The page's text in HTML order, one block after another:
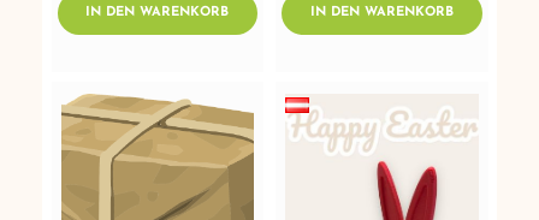
IN DEN WARENKORBADDTOCART IN DEN WARENKORBADDTOCART